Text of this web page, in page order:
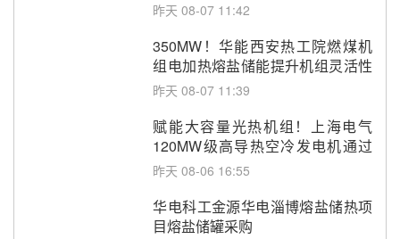
昨天 08-07 11:42
350MW！华能西安热工院燃煤机
组电加热熔盐储能提升机组灵活性
改造项目初步设计第三方评审服务
昨天 08-07 11:39
赋能大容量光热机组！上海电气
120MW级高导热空冷发电机通过
型式试验
昨天 08-06 16:55
华电科工金源华电淄博熔盐储热项
目熔盐储罐采购